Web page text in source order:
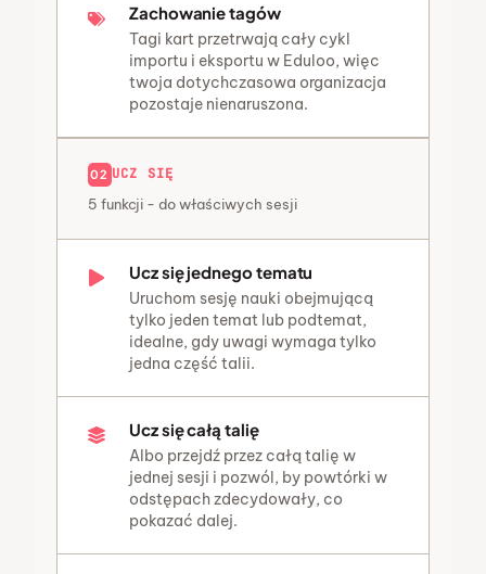
Zachowanie tagów
Tagi kart przetrwają cały cykl
importu i eksportu w Eduloo, więc
twoja dotychczasowa organizacja
pozostaje nienaruszona.
02 UCZ SIĘ
5 funkcji - do właściwych sesji
Ucz się jednego tematu
Uruchom sesję nauki obejmującą
tylko jeden temat lub podtemat,
idealne, gdy uwagi wymaga tylko
jedna część talii.
Ucz się całą talię
Albo przejdź przez całą talię w
jednej sesji i pozwól, by powtórki w
odstępach zdecydowały, co
pokazać dalej.